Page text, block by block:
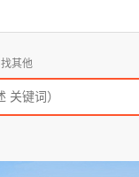
找其他